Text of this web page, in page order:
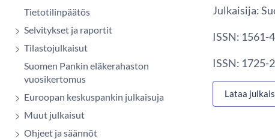
Tietotilinpäätös
Selvitykset ja raportit
Tilastojulkaisut
Suomen Pankin eläkerahaston
vuosikertomus
Euroopan keskuspankin julkaisuja
Muut julkaisut
Ohjeet ja säännöt
Julkaisija:
ISSN: 1561-
ISSN: 1725-
Lataa